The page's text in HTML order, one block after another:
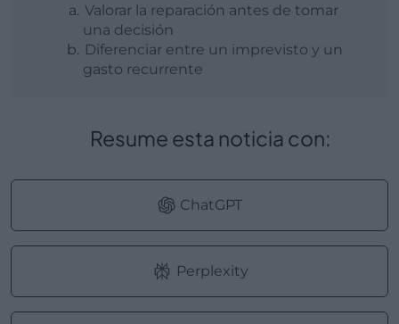
Valorar la reparación antes de tomar
una decisión
Diferenciar entre un imprevisto y un
gasto recurrente
Resume esta noticia con:
ChatGPT
Perplexity